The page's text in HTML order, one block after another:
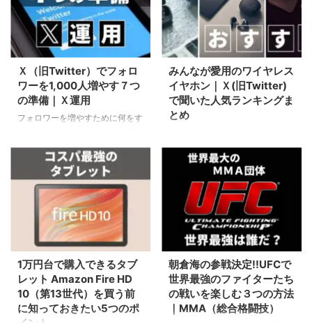
説
底解説
Ｘ（旧Twitter）でフォロ
ワーを1,000人増やす７つ
の準備｜Ｘ運用
フォロワーを増やすために何をす
フォロワー増加に繋がるのか？フ
ォロワーを1,000人増やすために
必ず必要な基本設定を徹底解説
みんなが愛用のワイヤレス
イヤホン｜Ｘ(旧Twitter)
で聞いた人気ランキングま
とめ
ホンを教えてください」アンケー
トの結果から、みんなが愛用の理
由や各メーカーの特徴、結局どれ
がおすすめ？まで解説。
1万円台で購入できるタブ
レット Amazon Fire HD
10（第13世代）を買う前
に知っておきたい5つのポ
イント
朝倉海の参戦決定!!UFCで
世界最強のファイターたち
の戦いを楽しむ３つの方法
｜MMA（総合格闘技）